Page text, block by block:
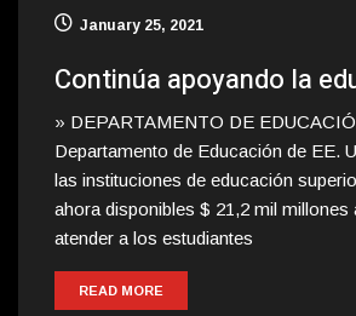
January 25, 2021
Continúa apoyando la
» DEPARTAMENTO DE
Departamento de Educación de EE.
las instituciones de educación
ahora disponibles $ 21,2 mil millones
atender a los estudiantes
READ MORE